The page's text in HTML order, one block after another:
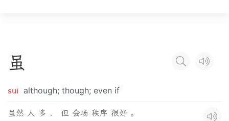
虽
suī although; though; even if
虽然 人 多 ， 但 会场 秩序 很好 。